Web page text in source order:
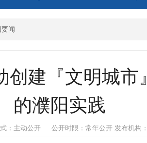
闻
建『文明城市
的濮阳实践
式：主动公开 公开时限：常年公开 发布机构